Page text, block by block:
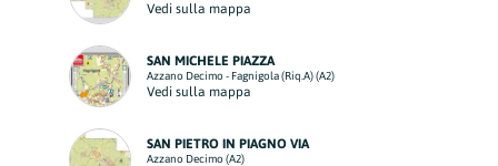
Vedi sulla mappa
SAN MICHELE PIAZZA
Azzano Decimo - Fagnigola (Riq.A) (A2)
Vedi sulla mappa
SAN PIETRO IN PIAGNO VIA
Azzano Decimo (A2)